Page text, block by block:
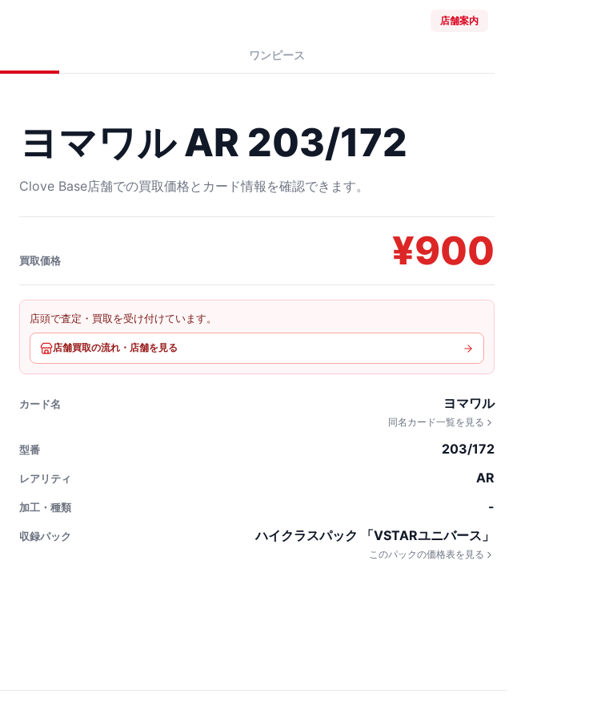
店舗案内
ワンピース
ヨマワル AR 203/172
Clove Base店舗での買取価格とカード情報を確認できます。
買取価格 ¥900
店頭で査定・買取を受け付けています。
店舗買取の流れ・店舗を見る
カード名 ヨマワル
同名カード一覧を見る
型番 203/172
レアリティ AR
加工・種類 -
収録パック ハイクラスパック 「VSTARユニバース」
このパックの価格表を見る